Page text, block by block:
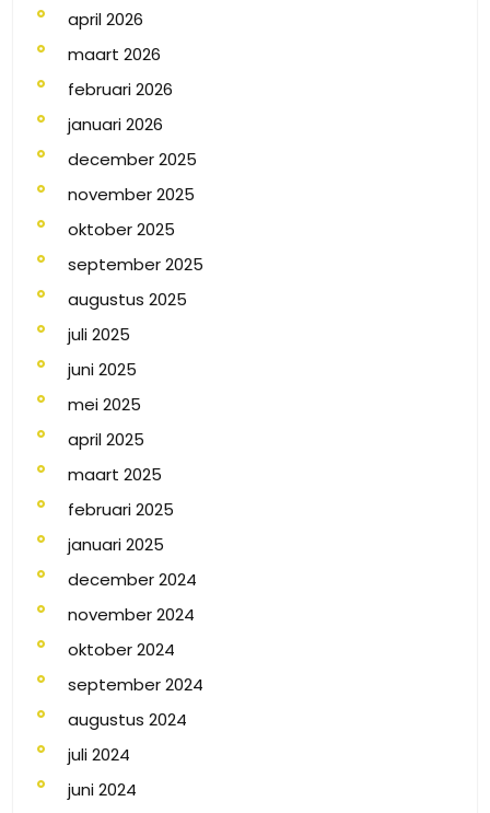
april 2026
maart 2026
februari 2026
januari 2026
december 2025
november 2025
oktober 2025
september 2025
augustus 2025
juli 2025
juni 2025
mei 2025
april 2025
maart 2025
februari 2025
januari 2025
december 2024
november 2024
oktober 2024
september 2024
augustus 2024
juli 2024
juni 2024